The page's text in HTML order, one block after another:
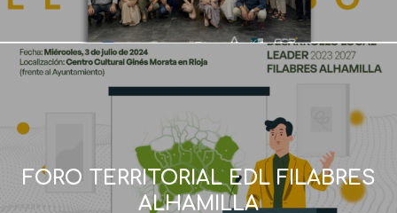
FORO TERRITORIAL EDL FILABRES
ALHAMILLA